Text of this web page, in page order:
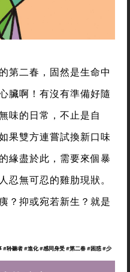
第二春，固然是生命中
臟啊！有沒有準備好隨
味的日常，不止是自
果雙方連嘗試換新口味
緣盡於此，需要來個暴
忍無可忍的雞肋現狀。
？抑或宛若新生？就是
#聆聽者#進化#感同身受#第二春#困惑#少